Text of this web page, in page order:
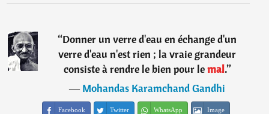
“Donner un verre d'eau en échange d'un
verre d'eau n'est rien ; la vraie grandeur
consiste à rendre le bien pour lemal.”
―Mohandas Karamchand Gandhi
Facebook Twitter WhatsApp Image